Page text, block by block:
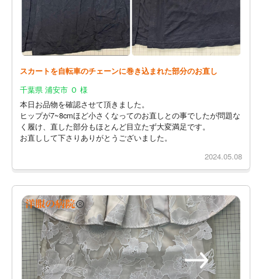
スカートを自転車のチェーンに巻き込まれた部分のお直し
千葉県 浦安市 Ｏ 様
本日お品物を確認させて頂きました。
ヒップが7~8cmほど小さくなってのお直しとの事でしたが問題な
く履け、直した部分もほとんど目立たず大変満足です。
お直しして下さりありがとうございました。
2024.05.08